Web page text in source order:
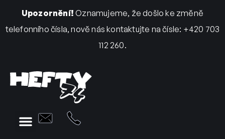
Upozornění! Oznamujeme, že došlo ke změně
telefonního čísla, nově nás kontaktujte na čísle: +420 703
112 260.